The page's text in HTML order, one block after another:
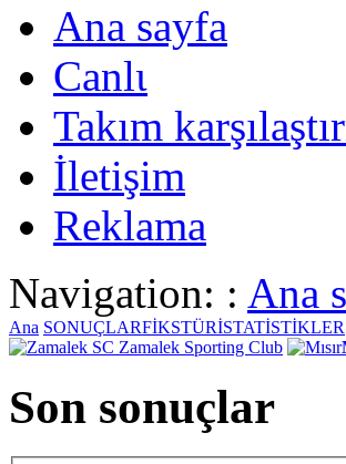
Ana sayfa
Canlι
Takım
İletişim
Reklama
Navigation: : Ana
Ana SONUÇLARFİKSTÜRİSTATİSTİKLER
Zamalek Sporting Club
Son sonuçlar